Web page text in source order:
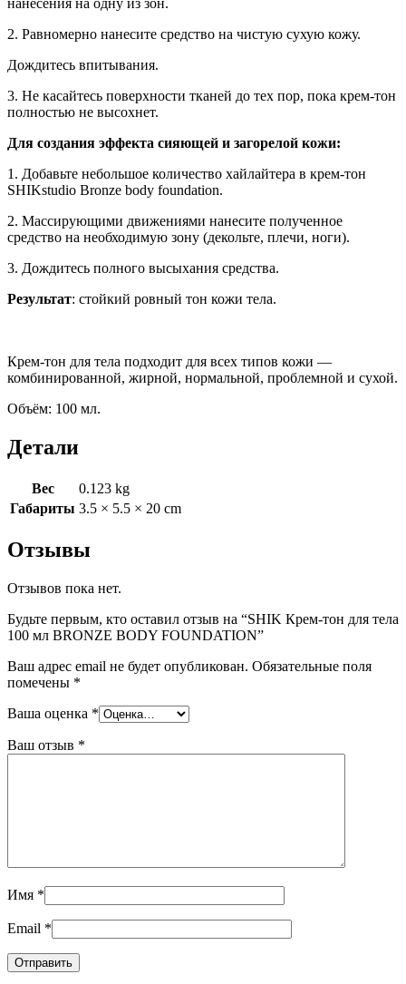
нанесения на одну из зон.
2. Равномерно нанесите средство на чистую сухую кожу.
Дождитесь впитывания.
3. Не касайтесь поверхности тканей до тех пор, пока крем-тон
полностью не высохнет.
Для создания эффекта сияющей и загорелой кожи:
1. Добавьте небольшое количество хайлайтера в крем-тон
SHIKstudio Bronze body foundation.
2. Массирующими движениями нанесите полученное
средство на необходимую зону (декольте, плечи, ноги).
3. Дождитесь полного высыхания средства.
Результат: стойкий ровный тон кожи тела.
Крем-тон для тела подходит для всех типов кожи —
комбинированной, жирной, нормальной, проблемной и сухой.
Объём: 100 мл.
Детали
Вес
0.123 kg
Габариты 3.5 × 5.5 × 20 cm
Отзывы
Отзывов пока нет.
Будьте первым, кто оставил отзыв на “SHIK Крем-тон для тела
100 мл BRONZE BODY FOUNDATION”
Ваш адрес email не будет опубликован. Обязательные поля
помечены *
Ваша оценка *
Ваш отзыв *
Имя *
Email *